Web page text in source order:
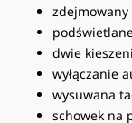
dwie
wyłączanie
wysuwana
schowek na